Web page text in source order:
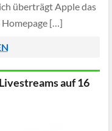
überträgt Apple das
Homepage […]
auf 16